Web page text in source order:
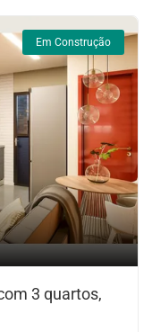
Em Construção
3 quartos,